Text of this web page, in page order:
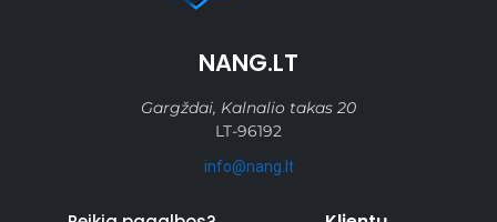
NANG.LT
Gargždai, Kalnalio takas 20
LT-96192
info@nang.lt